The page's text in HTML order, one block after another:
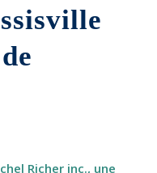
Richer inc., une